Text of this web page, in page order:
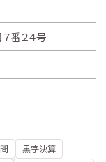
番２４号
黒字決算